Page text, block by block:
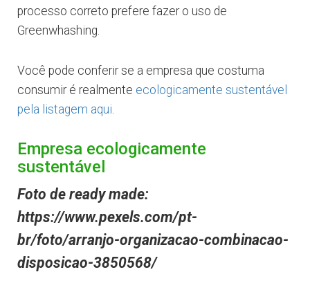
processo correto prefere fazer o uso de
Greenwhashing.
Você pode conferir se a empresa que costuma
consumir é realmente ecologicamente sustentável
pela listagem aqui.
Empresa ecologicamente
sustentável
Foto de ready made:
https://www.pexels.com/pt-
br/foto/arranjo-organizacao-combinacao-
disposicao-3850568/